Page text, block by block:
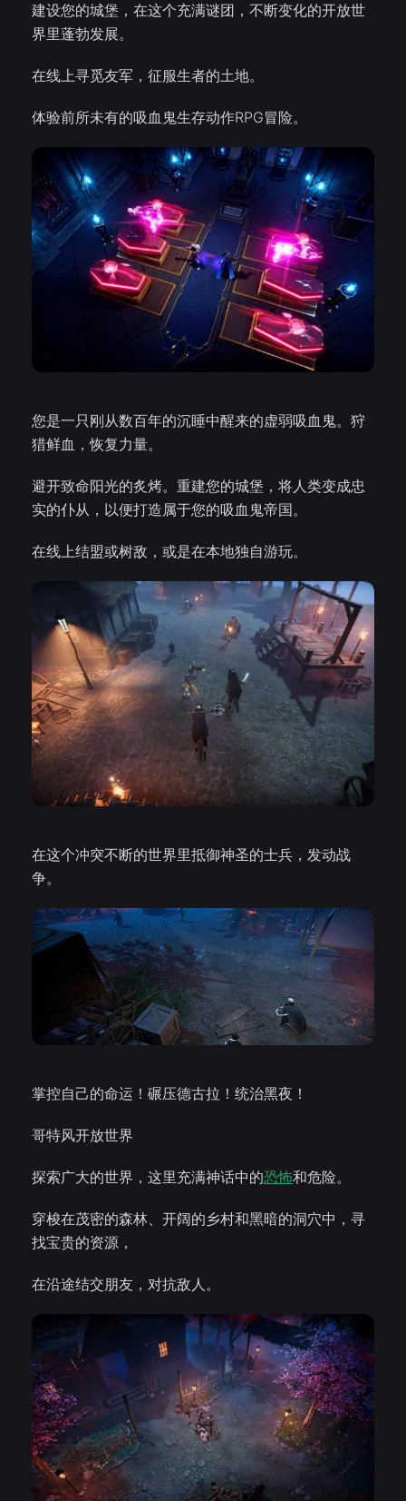
建设您的城堡，在这个充满谜团，不断变化的开放世
界里蓬勃发展。
在线上寻觅友军，征服生者的土地。
体验前所未有的吸血鬼生存动作RPG冒险。
您是一只刚从数百年的沉睡中醒来的虚弱吸血鬼。狩
猎鲜血，恢复力量。
避开致命阳光的炙烤。重建您的城堡，将人类变成忠
实的仆从，以便打造属于您的吸血鬼帝国。
在线上结盟或树敌，或是在本地独自游玩。
在这个冲突不断的世界里抵御神圣的士兵，发动战
争。
掌控自己的命运！碾压德古拉！统治黑夜！
哥特风开放世界
探索广大的世界，这里充满神话中的恐怖和危险。
穿梭在茂密的森林、开阔的乡村和黑暗的洞穴中，寻
找宝贵的资源，
在沿途结交朋友，对抗敌人。